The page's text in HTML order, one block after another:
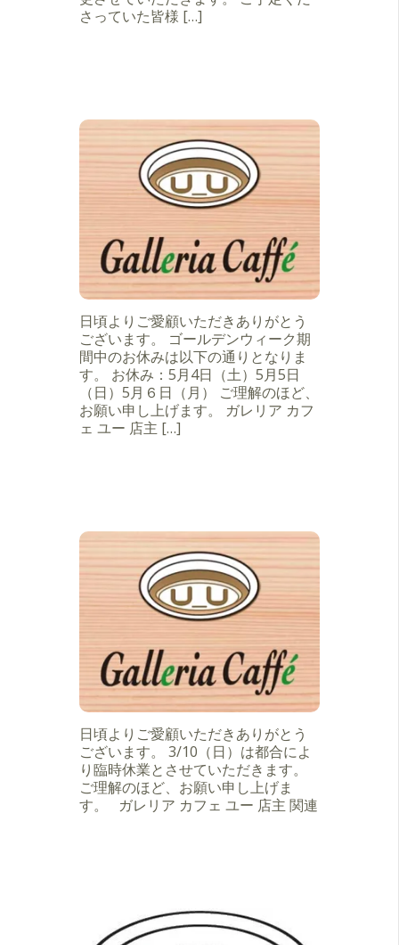
さっていた皆様 […]
日頃よりご愛顧いただきありがとう
ございます。 ゴールデンウィーク期
間中のお休みは以下の通りとなりま
す。 お休み：5月4日（土）5月5日
（日）5月６日（月） ご理解のほど、
お願い申し上げます。 ガレリア カフ
ェ ユー 店主 […]
日頃よりご愛顧いただきありがとう
ございます。 3/10（日）は都合によ
り臨時休業とさせていただきます。
ご理解のほど、お願い申し上げま
す。 ガレリア カフェ ユー 店主 関連